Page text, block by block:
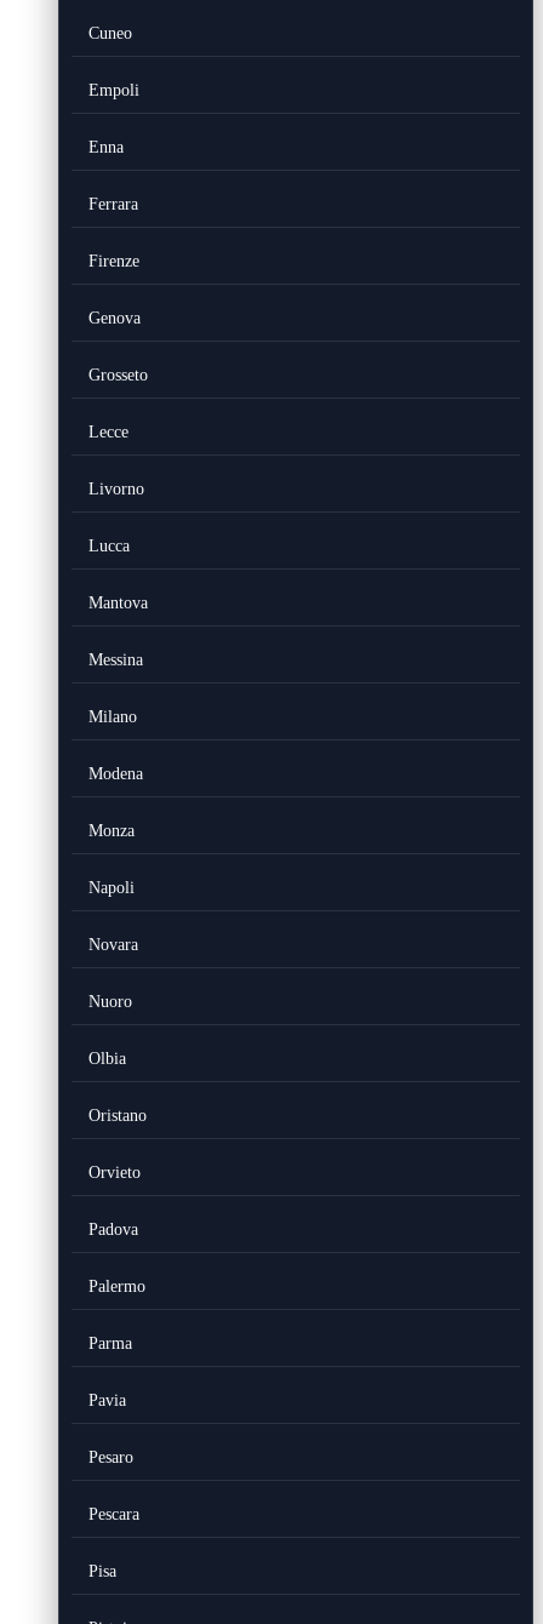
Cuneo
Empoli
Enna
Ferrara
Firenze
Genova
Grosseto
Lecce
Livorno
Lucca
Mantova
Messina
Milano
Modena
Monza
Napoli
Novara
Nuoro
Olbia
Oristano
Orvieto
Padova
Palermo
Parma
Pavia
Pesaro
Pescara
Pisa